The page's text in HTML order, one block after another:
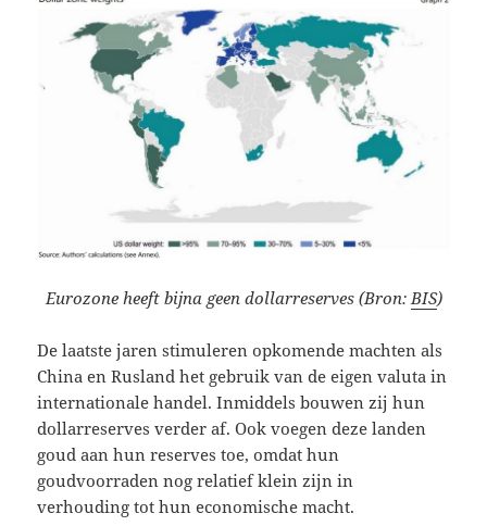
Eurozone heeft bijna geen dollarreserves (Bron: BIS)
De laatste jaren stimuleren opkomende machten als
China en Rusland het gebruik van de eigen valuta in
internationale handel. Inmiddels bouwen zij hun
dollarreserves verder af. Ook voegen deze landen
goud aan hun reserves toe, omdat hun
goudvoorraden nog relatief klein zijn in
verhouding tot hun economische macht.